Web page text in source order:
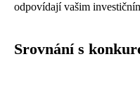
odpovídají vašim
Srovnání s